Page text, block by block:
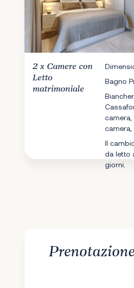
2 x Camere con
Letto
matrimoniale
Bagno
camera,
camera,
Il
da letto
giorni.